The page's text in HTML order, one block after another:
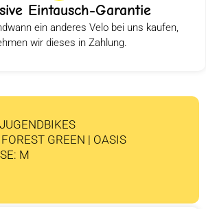
Eintausch-Garantie
ein anderes Velo bei uns kaufen,
wir dieses in Zahlung.
GREEN | OASIS
M